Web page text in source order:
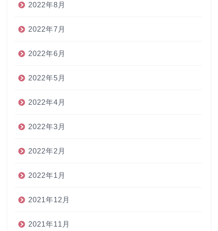
2022年8月
2022年7月
2022年6月
2022年5月
2022年4月
2022年3月
2022年2月
2022年1月
2021年12月
2021年11月